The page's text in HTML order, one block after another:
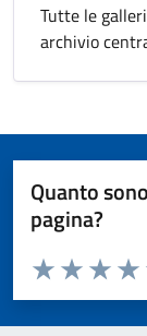
Tutte le
archivio
Quanto
pagina?
Valuta da 1 a 5
Valuta
Valuta 2
Valuta 1 stelle